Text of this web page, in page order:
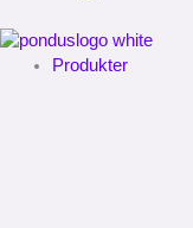
Produkter